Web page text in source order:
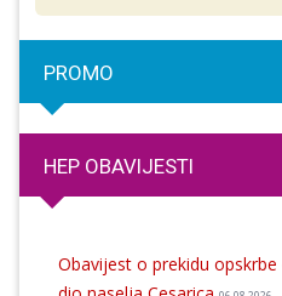
PROMO
HEP OBAVIJESTI
Obavijest o prekidu